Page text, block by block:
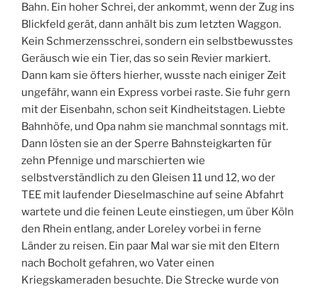
C
H
A
M
Bahn. Ein hoher Schrei, der ankommt, wenn der Zug ins
Blickfeld gerät, dann anhält bis zum letzten Waggon.
Kein Schmerzensschrei, sondern ein selbstbewusstes
Geräusch wie ein Tier, das so sein Revier markiert.
Dann kam sie öfters hierher, wusste nach einiger Zeit
ungefähr, wann ein Express vorbei raste. Sie fuhr gern
mit der Eisenbahn, schon seit Kindheitstagen. Liebte
Bahnhöfe, und Opa nahm sie manchmal sonntags mit.
Dann lösten sie an der Sperre Bahnsteigkarten für
zehn Pfennige und marschierten wie
selbstverständlich zu den Gleisen 11 und 12, wo der
TEE mit laufender Dieselmaschine auf seine Abfahrt
wartete und die feinen Leute einstiegen, um über Köln
den Rhein entlang, ander Loreley vorbei in ferne
Länder zu reisen. Ein paar Mal war sie mit den Eltern
nach Bocholt gefahren, wo Vater einen
Kriegskameraden besuchte. Die Strecke wurde von